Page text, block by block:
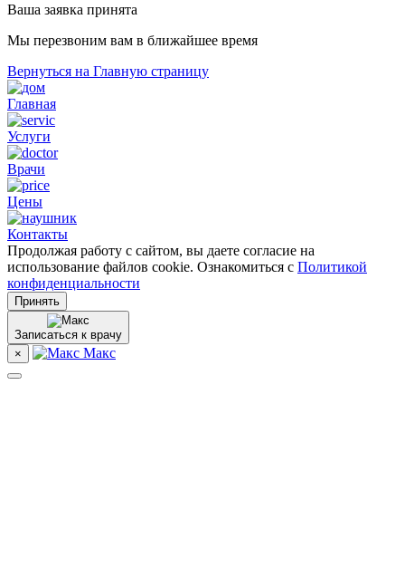
Ваша заявка принята
Мы перезвоним вам в ближайшее время
Вернуться на Главную страницу
Главная
Услуги
Врачи
Цены
Контакты
Продолжая работу с сайтом, вы даете согласие на
использование файлов cookie. Ознакомиться с Политикой
конфиденциальности
Принять
Записаться к врачу
×
Макс